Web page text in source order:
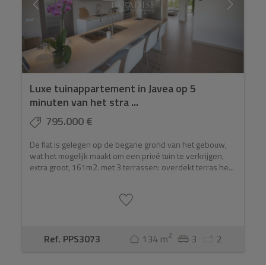
Luxe tuinappartement in Javea op 5
minuten van het stra ...
795.000 €
De flat is gelegen op de begane grond van het gebouw,
wat het mogelijk maakt om een privé tuin te verkrijgen,
extra groot, 161m2. met 3 terrassen: overdekt terras he...
Ref. PPS3073 134 m2 3 2